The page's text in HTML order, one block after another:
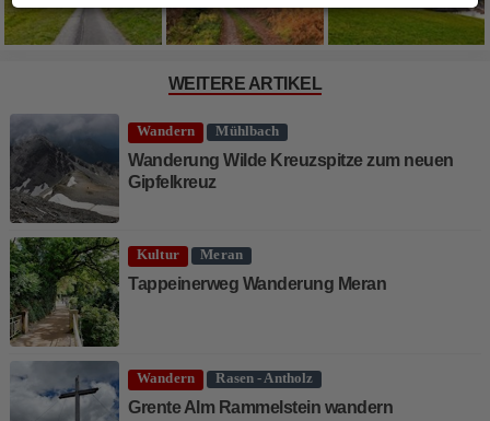
WEITERE ARTIKEL
Wandern Mühlbach
Wanderung Wilde Kreuzspitze zum neuen
Gipfelkreuz
Kultur Meran
Tappeinerweg Wanderung Meran
Wandern Rasen - Antholz
Grente Alm Rammelstein wandern